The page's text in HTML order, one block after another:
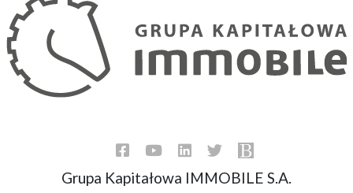
Grupa Kapitałowa IMMOBILE S.A.